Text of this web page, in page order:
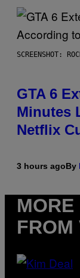
SCREENSHOT:
GTA 6
Minutes
Netflix
3 hours agoBy
MORE
FROM